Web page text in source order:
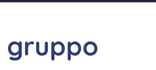
gruppo